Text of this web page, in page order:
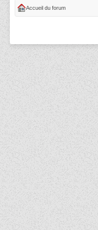
Accueil du forum